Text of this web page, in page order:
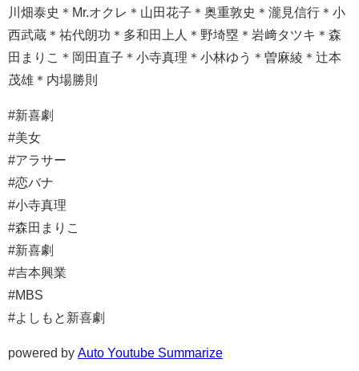
川畑泰史＊Mr.オクレ＊山田花子＊奥重敦史＊瀧見信行＊小
西武蔵＊祐代朗功＊多和田上人＊野埼塁＊岩﨑タツキ＊森
田まりこ＊岡田直子＊小寺真理＊小林ゆう＊曽麻綾＊辻本
茂雄＊内場勝則
#新喜劇
#美女
#アラサー
#恋バナ
#小寺真理
#森田まりこ
#新喜劇
#吉本興業
#MBS
#よしもと新喜劇
powered by Auto Youtube Summarize